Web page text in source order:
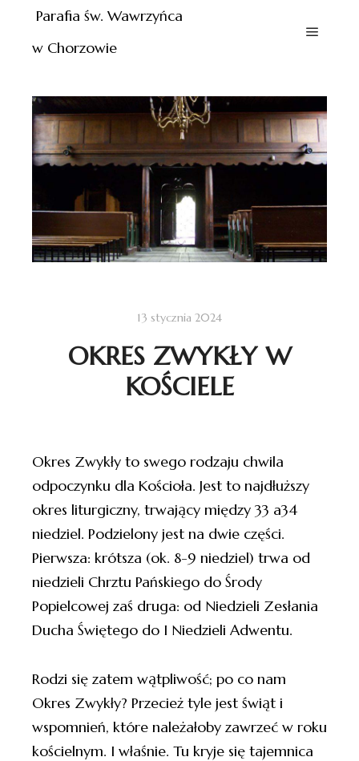
Parafia św. Wawrzyńca
w Chorzowie
13 stycznia 2024
OKRES ZWYKŁY W
KOŚCIELE
Okres Zwykły to swego rodzaju chwila
odpoczynku dla Kościoła. Jest to najdłuższy
okres liturgiczny, trwający między 33 a34
niedziel. Podzielony jest na dwie części.
Pierwsza: krótsza (ok. 8-9 niedziel) trwa od
niedzieli Chrztu Pańskiego do Środy
Popielcowej zaś druga: od Niedzieli Zesłania
Ducha Świętego do I Niedzieli Adwentu.
Rodzi się zatem wątpliwość; po co nam
Okres Zwykły? Przecież tyle jest świąt i
wspomnień, które należałoby zawrzeć w roku
kościelnym. I właśnie. Tu kryje się tajemnica